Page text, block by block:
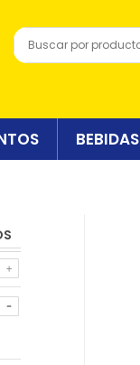
BEBIDAS